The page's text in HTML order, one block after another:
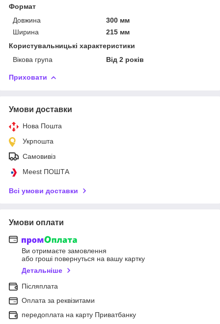
Формат
Довжина
300 мм
Ширина
215 мм
Користувальницькі характеристики
Вікова група
Від 2 років
Приховати
Умови доставки
Нова Пошта
Укрпошта
Самовивіз
Meest ПОШТА
Всі умови доставки
Умови оплати
Ви отримаєте замовлення
або гроші повернуться на вашу картку
Детальніше
Післяплата
Оплата за реквізитами
передоплата на карту Приватбанку